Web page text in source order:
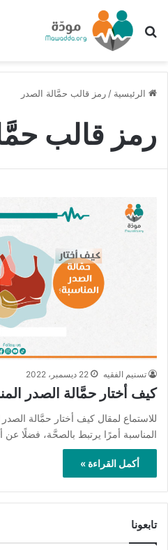
بحث عن
الرئيسية / رمز قالب حمَّالة الصدر
رمز قالب
تسنيم الفقيه 22 ديسمبر، 2022
كيف أختار حمَّالة الصدر
للاستماع لمقال كيف أختار حمَّالة الصدر
المناسبة أمرًا يرتبط بالصحَّة، فضلًا
أكمل القراءة »
تابعونا